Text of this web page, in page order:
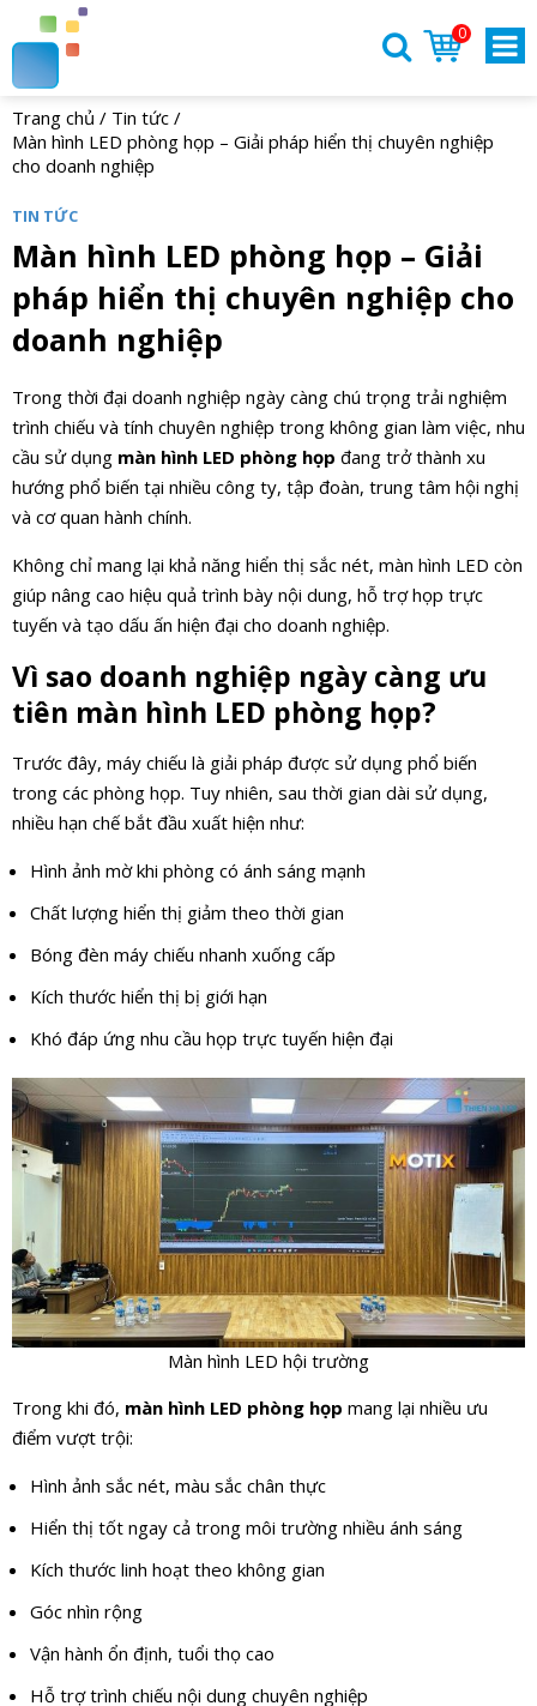
0
Trang chủ / Tin tức /
Màn hình LED phòng họp – Giải pháp hiển thị chuyên nghiệp
cho doanh nghiệp
TIN TỨC
Màn hình LED phòng họp – Giải
pháp hiển thị chuyên nghiệp cho
doanh nghiệp
Trong thời đại doanh nghiệp ngày càng chú trọng trải nghiệm
trình chiếu và tính chuyên nghiệp trong không gian làm việc, nhu
cầu sử dụng màn hình LED phòng họp đang trở thành xu
hướng phổ biến tại nhiều công ty, tập đoàn, trung tâm hội nghị
và cơ quan hành chính.
Không chỉ mang lại khả năng hiển thị sắc nét, màn hình LED còn
giúp nâng cao hiệu quả trình bày nội dung, hỗ trợ họp trực
tuyến và tạo dấu ấn hiện đại cho doanh nghiệp.
Vì sao doanh nghiệp ngày càng ưu
tiên màn hình LED phòng họp?
Trước đây, máy chiếu là giải pháp được sử dụng phổ biến
trong các phòng họp. Tuy nhiên, sau thời gian dài sử dụng,
nhiều hạn chế bắt đầu xuất hiện như:
Hình ảnh mờ khi phòng có ánh sáng mạnh
Chất lượng hiển thị giảm theo thời gian
Bóng đèn máy chiếu nhanh xuống cấp
Kích thước hiển thị bị giới hạn
Khó đáp ứng nhu cầu họp trực tuyến hiện đại
Màn hình LED hội trường
Trong khi đó, màn hình LED phòng họp mang lại nhiều ưu
điểm vượt trội:
Hình ảnh sắc nét, màu sắc chân thực
Hiển thị tốt ngay cả trong môi trường nhiều ánh sáng
Kích thước linh hoạt theo không gian
Góc nhìn rộng
Vận hành ổn định, tuổi thọ cao
Hỗ trợ trình chiếu nội dung chuyên nghiệp